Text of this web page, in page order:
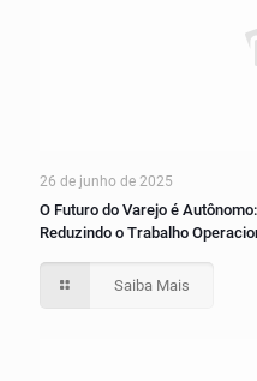
26 de junho de 2025
O Futuro do Varejo é
Reduzindo o Trabalho
Saiba Mais